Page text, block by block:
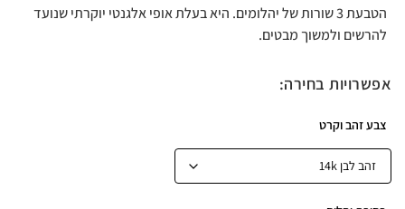
הטבעת 3 שורות של יהלומים. היא בעלת אופי אלגנטי יוקרתי שנועד
להרשים ולמשוך מבטים.
אפשרויות בחירה:
צבע זהב וקרט